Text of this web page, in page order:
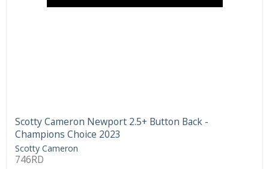
Scotty Cameron Newport 2.5+ Button Back -
Champions Choice 2023
Scotty Cameron
746RD